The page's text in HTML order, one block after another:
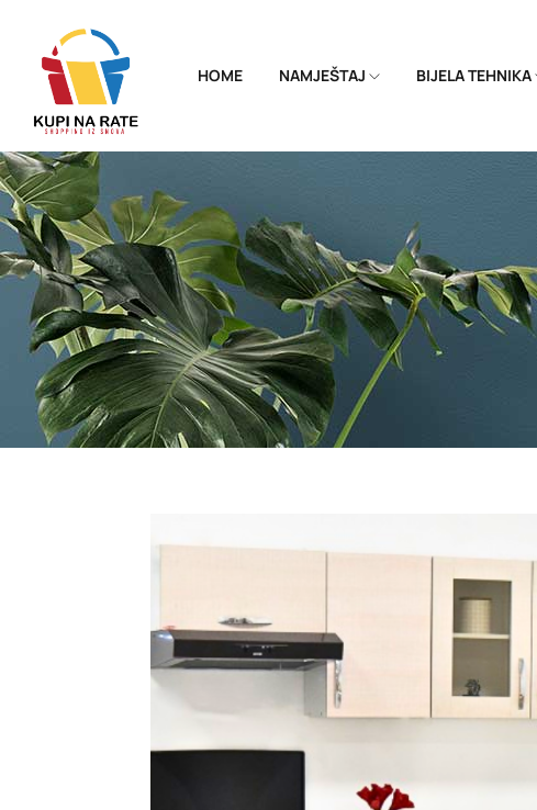
HOME NAMJEŠTAJ BIJELA TEHNIKA